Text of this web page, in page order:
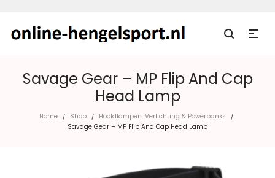
Savage Gear – MP Flip And Cap
Head Lamp
Home / Shop / Hoofdlampen, Verlichting & Powerbanks /
Savage Gear – MP Flip And Cap Head Lamp